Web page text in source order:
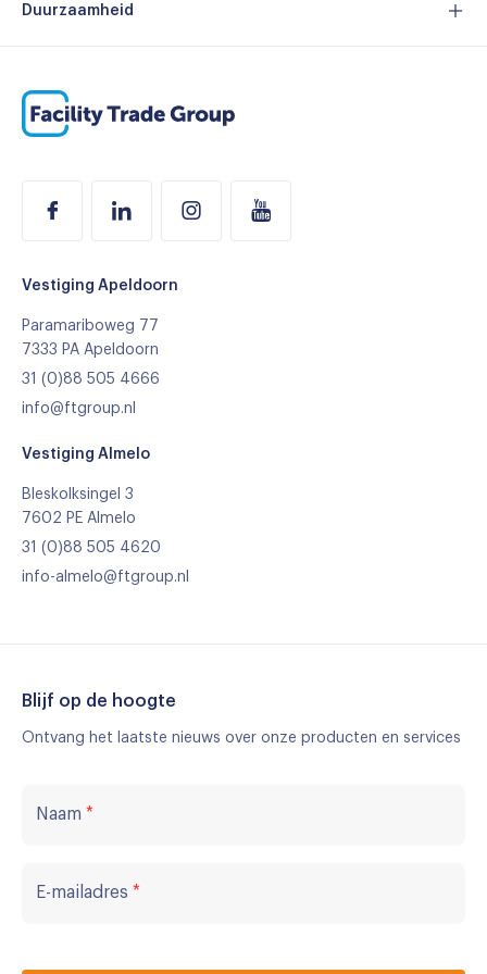
Certificeringen
Referenties
Ons team
Duurzaamheid
Vestiging Apeldoorn
Paramariboweg 77
7333 PA Apeldoorn
31 (0)88 505 4666
info@ftgroup.nl
Vestiging Almelo
Bleskolksingel 3
7602 PE Almelo
31 (0)88 505 4620
info-almelo@ftgroup.nl
Blijf op de hoogte
Ontvang het laatste nieuws over onze producten en services
Naam *
E-mailadres *